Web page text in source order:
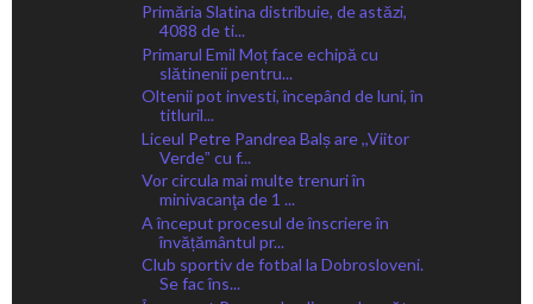
Primăria Slatina distribuie, de astăzi,
4088 de ti...
Primarul Emil Moț face echipă cu
slătinenii pentru...
Oltenii pot investi, începând de luni, în
titluril...
Liceul Petre Pandrea Balș are ,,Viitor
Verdeˮ cu f...
Vor circula mai multe trenuri în
minivacanţa de 1 ...
A început procesul de înscriere în
învățământul pr...
Club sportiv de fotbal la Dobrosloveni.
Se fac îns...